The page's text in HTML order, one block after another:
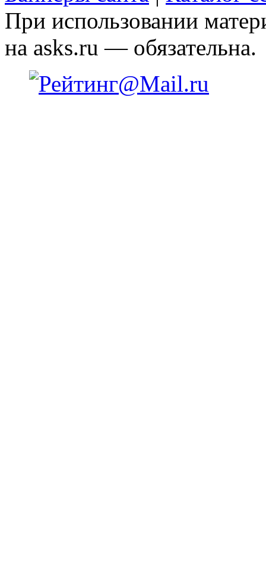
При использовании
на asks.ru — обязательна.